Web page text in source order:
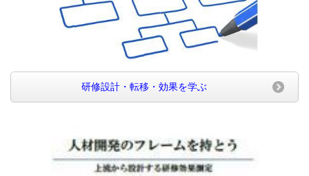
研修設計・転移・効果を学ぶ